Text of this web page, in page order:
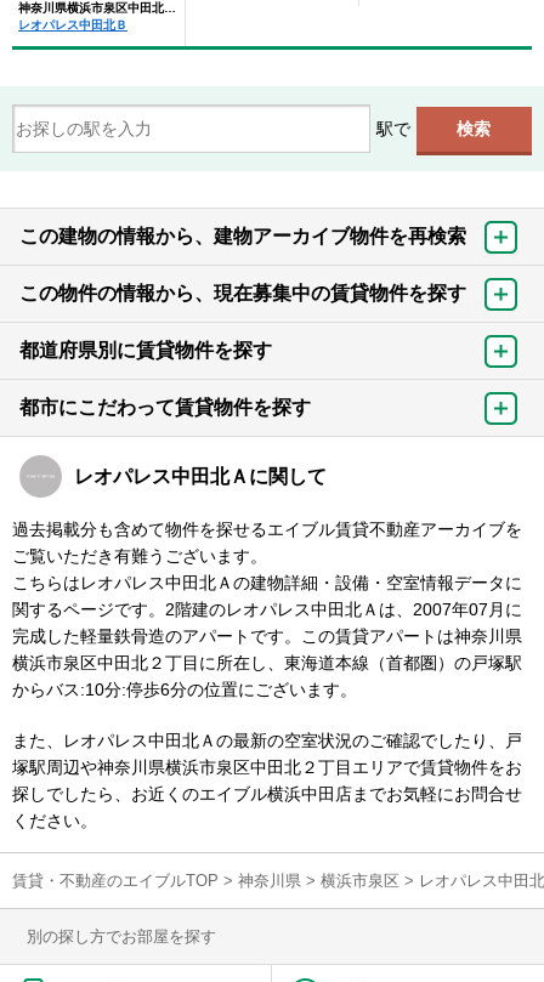
神奈川県横浜市泉区中田北２丁目
レオパレス中田北Ｂ
駅で
この建物の情報から、建物アーカイブ物件を再検索
この物件の情報から、現在募集中の賃貸物件を探す
都道府県別に賃貸物件を探す
都市にこだわって賃貸物件を探す
レオパレス中田北Ａに関して
過去掲載分も含めて物件を探せるエイブル賃貸不動産アーカイブを
ご覧いただき有難うございます。
こちらはレオパレス中田北Ａの建物詳細・設備・空室情報データに
関するページです。2階建のレオパレス中田北Ａは、2007年07月に
完成した軽量鉄骨造のアパートです。この賃貸アパートは神奈川県
横浜市泉区中田北２丁目に所在し、東海道本線（首都圏）の戸塚駅
からバス:10分:停歩6分の位置にございます。
また、レオパレス中田北Ａの最新の空室状況のご確認でしたり、戸
塚駅周辺や神奈川県横浜市泉区中田北２丁目エリアで賃貸物件をお
探しでしたら、お近くのエイブル横浜中田店までお気軽にお問合せ
ください。
賃貸・不動産のエイブルTOP > 神奈川県 > 横浜市泉区 > レオパレス中田
別の探し方でお部屋を探す